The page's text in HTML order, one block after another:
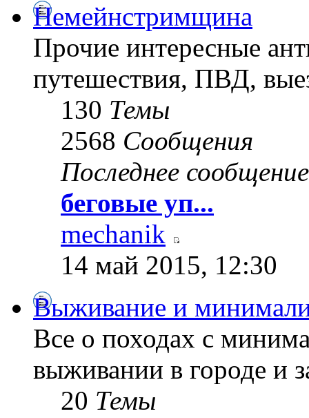
Немейнстримщина
Прочие интересные
путешествия, ПВД,
130 Темы
2568 Сообщения
Последнее сообщение
беговые уп...
mechanik
14 май 2015, 12:30
Выживание и
Все о походах с
выживании в городе и
20 Темы